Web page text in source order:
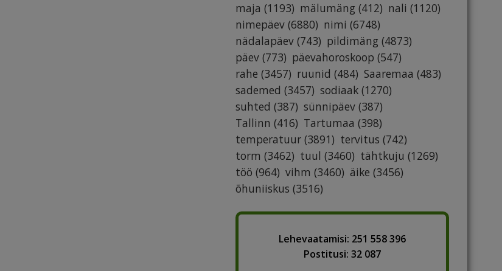
maja (1193) mälumäng (412) nali (1120)
nimepäev (6880) nimi (6748)
nädalapäev (743) pildimäng (4873)
päev (773) päevahoroskoop (547)
rahe (3457) ruunid (484) Saaremaa (483)
sademed (3457) sodiaak (1270)
suhted (387) sünnipäev (387)
Tallinn (416) Tartumaa (398)
temperatuur (3891) tervitus (742)
torm (3462) tuul (3460) tähtkuju (1269)
töö (964) vihm (3460) äike (3456)
õhuniiskus (3516)
Lehevaatamisi: 251 558 396
Postitusi: 32 087